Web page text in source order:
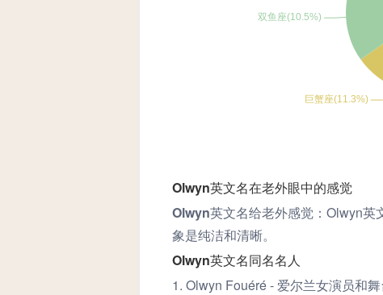
Olwyn英文名在老外眼中的感觉
Olwyn英文名给老外感觉： Olwyn英
象是纯洁和清晰。
Olwyn英文名同名名人
1. Olwyn Fouéré - 爱尔兰女演员和